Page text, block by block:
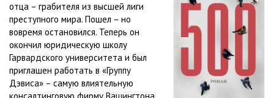
отца – грабителя из высшей лиги
преступного мира. Пошел – но
вовремя остановился. Теперь он
окончил юридическую школу
Гарвардского университета и был
приглашен работать в «Группу
Дэвиса» – самую влиятельную